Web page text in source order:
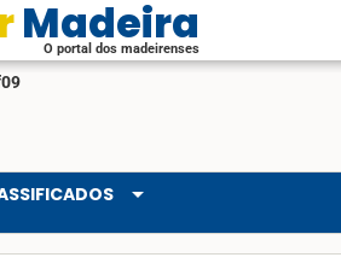
Madeira
O portal dos madeirenses
arrow_drop_down